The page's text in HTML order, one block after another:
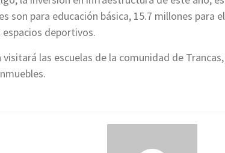
son para educación básica, 15.7 millones para
deportivos.
visitará las escuelas de la comunidad de